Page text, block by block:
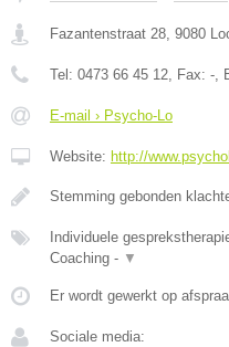
Fazantenstraat 28, 9080
Tel: 0473 66 45 12, Fax: -,
E-mail › Psycho-Lo
Website: http://
Stemming gebonden
Individuele
Coaching - ▼
Er wordt gewerkt op
Sociale media: